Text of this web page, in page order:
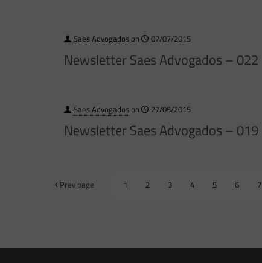
Saes Advogadoson 07/07/2015
Newsletter Saes Advogados – 022
Saes Advogadoson 27/05/2015
Newsletter Saes Advogados – 019
Prev page 1 2 3 4 5 6 7